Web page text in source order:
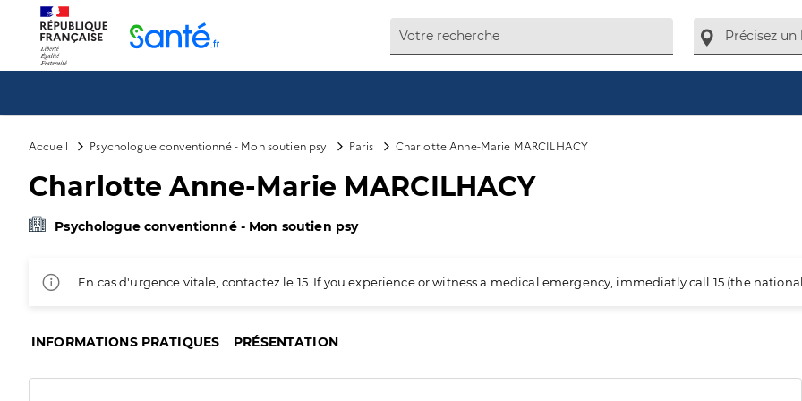
Accueil Psychologue conventionné - Mon soutien psy Paris Charlotte Anne-Marie MARCILHACY
Charlotte Anne-Marie MARCILHACY
Psychologue conventionné - Mon soutien psy
En cas d'urgence vitale, contactez le 15. If you experience or witness a medical emergency, immediatly call 15 (the
INFORMATIONS PRATIQUES PRÉSENTATION
Panneau de gestion des cookies